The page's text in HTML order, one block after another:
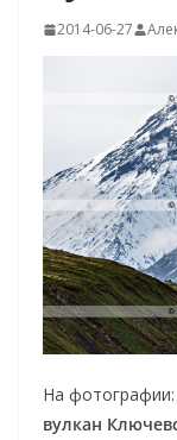
2014-06-27
На фотографии:
вулкан